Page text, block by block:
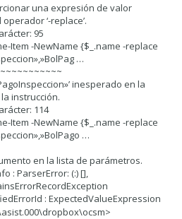
una expresión de valor
‘-replace’.
95
Item -NewName {$_.name -replace
…
inesperado en la
instrucción.
114
Item -NewName {$_.name -replace
…
en la lista de parámetros.
: ParserError: (:) [],
: ExpectedValueExpression